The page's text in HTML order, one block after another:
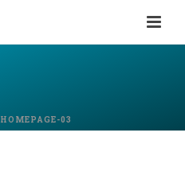
HOMEPAGE-03